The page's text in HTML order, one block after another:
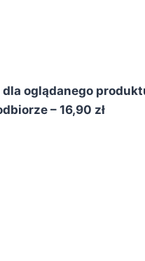
oglądanego
– 16,90 zł